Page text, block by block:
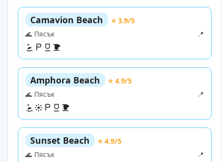
Camavion Beach
⭐ 3.9/5
🌊 Пясък
📍
Amphora Beach
⭐ 4.9/5
🌊 Пясък
📍
Sunset Beach
⭐ 4.9/5
🌊 Пясък
📍